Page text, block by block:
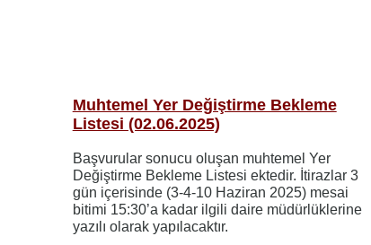
Muhtemel Yer Değiştirme Bekleme
Listesi (02.06.2025)
Başvurular sonucu oluşan muhtemel Yer
Değiştirme Bekleme Listesi ektedir. İtirazlar 3
gün içerisinde (3-4-10 Haziran 2025) mesai
bitimi 15:30’a kadar ilgili daire müdürlüklerine
yazılı olarak yapılacaktır.